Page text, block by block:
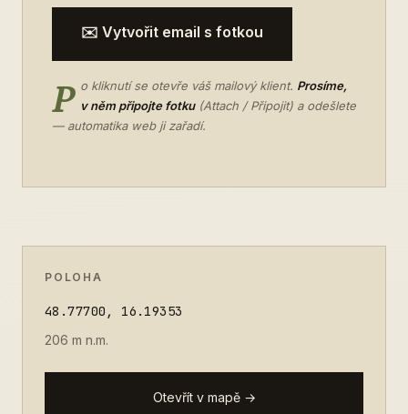
✉️ Vytvořit email s fotkou
P o kliknutí se otevře váš mailový klient. Prosíme,
v něm připojte fotku(Attach / Připojit) a odešlete
— automatika web ji zařadí.
POLOHA
48.77700, 16.19353
206 m n.m.
Otevřít v mapě →